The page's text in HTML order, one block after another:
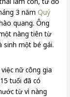
3 nămQuý
quang. Ông
nàng tiên từ
sinh một bé gái.
nữ công gia
tuổi đã có
từ vì nàng